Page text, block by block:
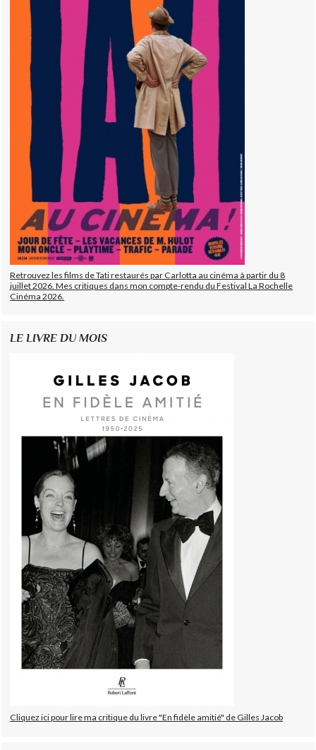
Retrouvez les films de Tati restaurés par Carlotta au cinéma à partir du 8
juillet 2026. Mes critiques dans mon compte-rendu du Festival La Rochelle
Cinéma 2026.
LE LIVRE DU MOIS
Cliquez ici pour lire ma critique du livre "En fidèle amitié" de Gilles Jacob